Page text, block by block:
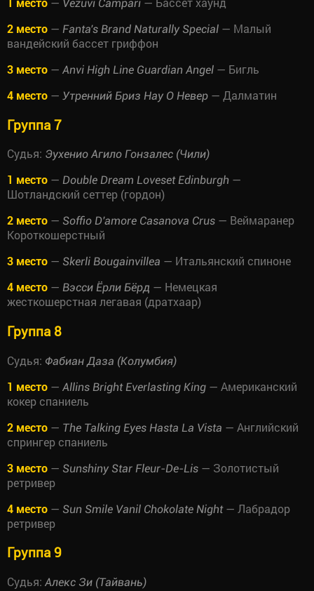
Vezuvi Campari
2 место — Fanta's Brand Naturally Special — Малый
вандейский бассет гриффон
3 место — Anvi High Line Guardian Angel — Бигль
4 место — Утренний Бриз Нау О Невер — Далматин
Группа 7
Судья: Эухенио Агило Гонзалес (Чили)
1 место — Double Dream Loveset Edinburgh —
Шотландский сеттер (гордон)
2 место — Soffio D'amore Casanova Crus — Веймаранер
Короткошерстный
3 место — Skerli Bougainvillea — Итальянский спиноне
4 место — Вэсси Ёрли Бёрд — Немецкая
жесткошерстная легавая (дратхаар)
Группа 8
Судья: Фабиан Даза (Колумбия)
1 место — Allins Bright Everlasting King — Американский
кокер спаниель
2 место — The Talking Eyes Hasta La Vista — Английский
спрингер спаниель
3 место — Sunshiny Star Fleur-De-Lis — Золотистый
ретривер
4 место — Sun Smile Vanil Chokolate Night— Лабрадор
ретривер
Группа 9
Судья: Алекс Зи (Тайвань)